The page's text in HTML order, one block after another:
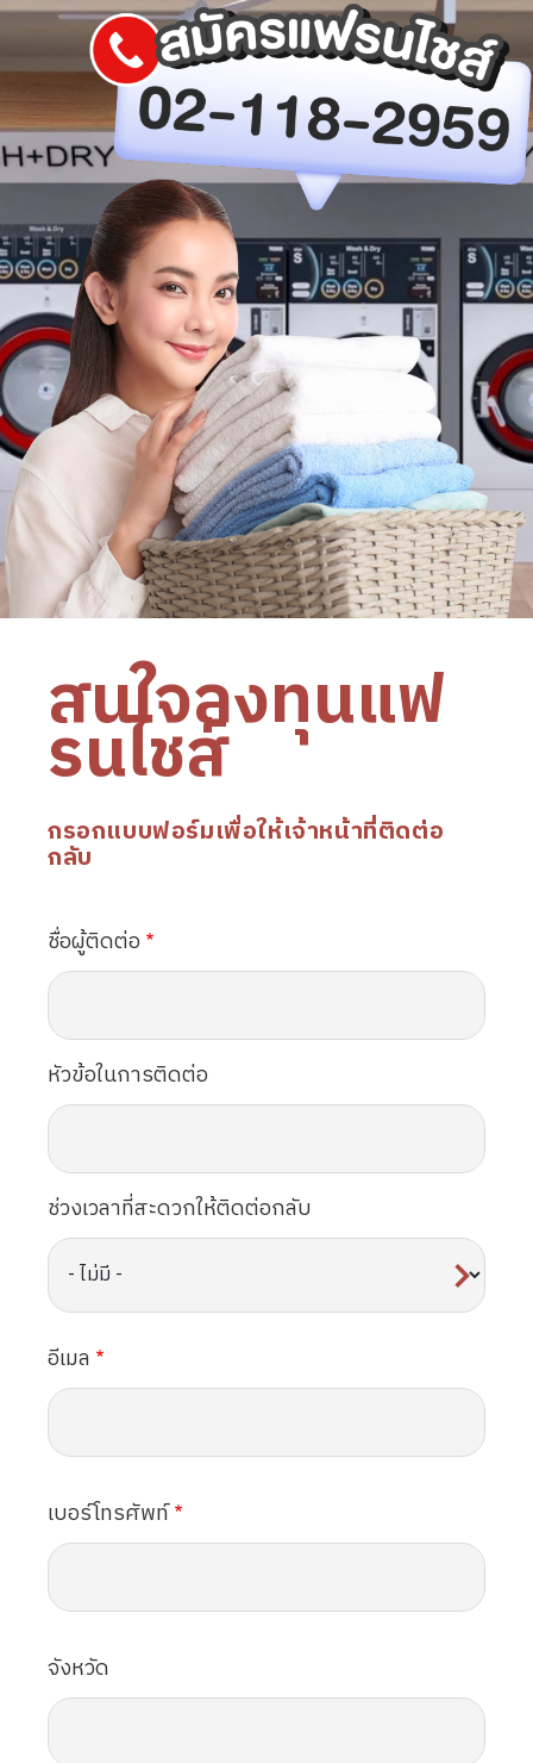
Image
สนใจลงทุนแฟ
รนไชส์
กรอกแบบฟอร์มเพื่อให้เจ้าหน้าที่ติดต่อ
กลับ
ชื่อผู้ติดต่อ
หัวข้อในการติดต่อ
ช่วงเวลาที่สะดวกให้ติดต่อกลับ
อีเมล
เบอร์โทรศัพท์
จังหวัด